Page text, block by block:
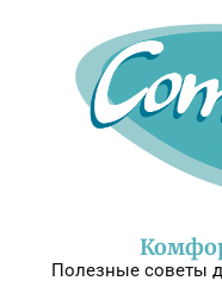
Полезные советы